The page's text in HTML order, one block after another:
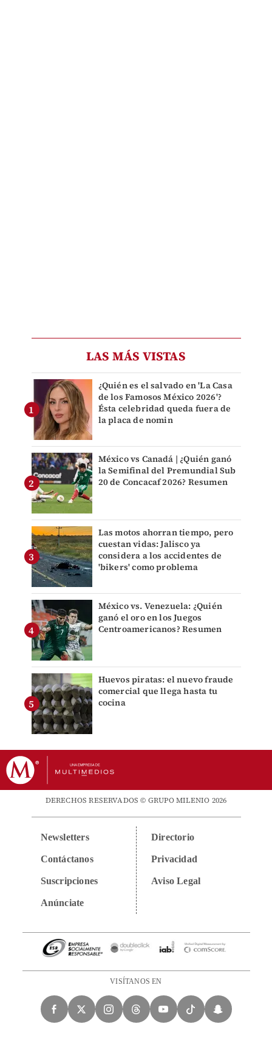
LAS MÁS VISTAS
¿Quién es el salvado en 'La Casa
de los Famosos México 2026'?
Ésta celebridad queda fuera de
la placa de nomin
México vs Canadá | ¿Quién ganó
la Semifinal del Premundial Sub
20 de Concacaf 2026? Resumen
Las motos ahorran tiempo, pero
cuestan vidas: Jalisco ya
considera a los accidentes de
'bikers' como problema
México vs. Venezuela: ¿Quién
ganó el oro en los Juegos
Centroamericanos? Resumen
Huevos piratas: el nuevo fraude
comercial que llega hasta tu
cocina
DERECHOS RESERVADOS © GRUPO MILENIO 2026
Newsletters
Contáctanos
Suscripciones
Anúnciate
Directorio
Privacidad
Aviso Legal
VISÍTANOS EN